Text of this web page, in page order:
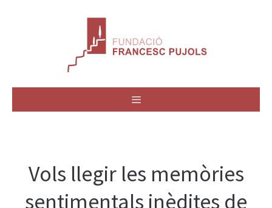
Vols llegir les memòries
sentimentals inèdites de